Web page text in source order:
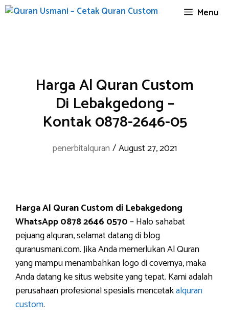
Skip
Menu
Harga Al Quran Custom
Di Lebakgedong –
Kontak 0878-2646-05
penerbitalquran /August 27, 2021
Harga Al Quran Custom di Lebakgedong
WhatsApp 0878 2646 0570– Halo sahabat
pejuang alquran, selamat datang di blog
quranusmani.com. Jika Anda memerlukan Al Quran
yang mampu menambahkan logo di covernya, maka
Anda datang ke situs website yang tepat. Kami adalah
perusahaan profesional spesialis mencetakalquran
custom.